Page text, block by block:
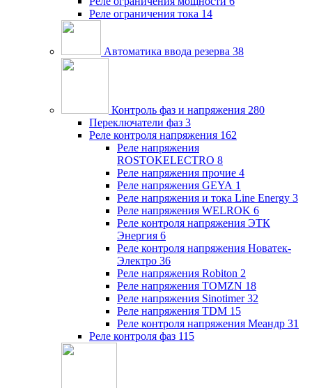
Реле ограничения тока 14
Автоматика ввода резерва 38
Контроль фаз и напряжения 280
Переключатели фаз 3
Реле контроля напряжения 162
Реле напряжения
ROSTOKELECTRO 8
Реле напряжения прочие 4
Реле напряжения GEYA 1
Реле напряжения и тока Line Energy 3
Реле напряжения WELROK 6
Реле контроля напряжения ЭТК
Энергия 6
Реле контроля напряжения Новатек-
Электро 36
Реле напряжения Robiton 2
Реле напряжения TOMZN 18
Реле напряжения Sinotimer 32
Реле напряжения TDM 15
Реле контроля напряжения Меандр 31
Реле контроля фаз 115